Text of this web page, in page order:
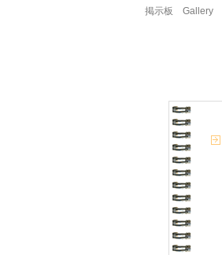
掲示板 Gallery